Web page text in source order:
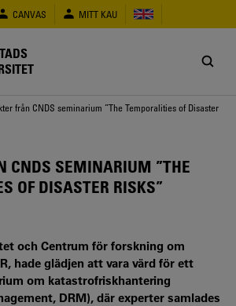
CANVAS MITT KAU
från CNDS seminarium ”The Temporalities of Disaster
CNDS SEMINARIUM ”THE
OF DISASTER RISKS”
och Centrum för forskning om
hade glädjen att vara värd för ett
om katastrofriskhantering
DRM), där experter samlades